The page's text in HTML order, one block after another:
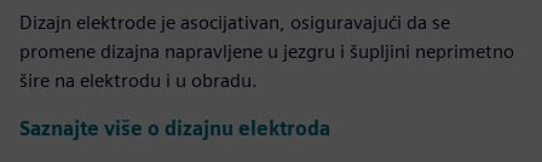
Dizajn elektrode je asocijativan, osiguravajući da se
promene dizajna napravljene u jezgru i šupljini neprimetno
šire na elektrodu i u obradu.
Saznajte više o dizajnu elektroda